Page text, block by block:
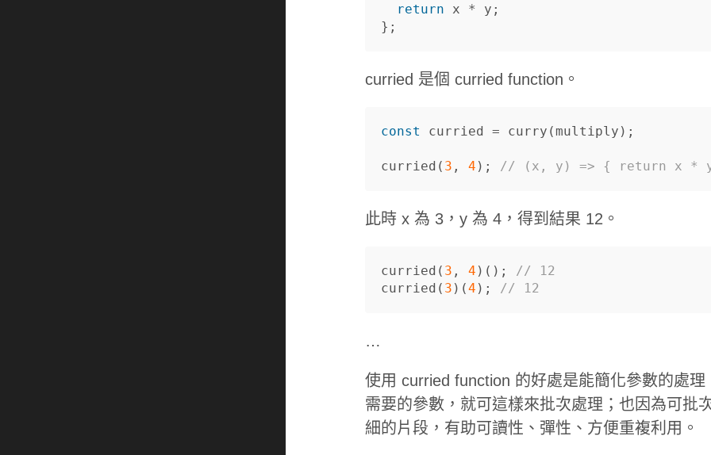
return
x * y ;
};
curried 是個 curried function。
const curried = curry (multiply );
curried ( 3 , 4 ); // (x, y) => { return x *
此時 x 為 3，y 為 4，得到結果 12。
curried ( 3 , 4 )();
// 12
curried ( 3 )(4 ); // 12
…
使用 curried function 的好處是能簡化參數的處
需要的參數，就可這樣來批次處理；也因為可批
細的片段，有助可讀性、彈性、方便重複利用。